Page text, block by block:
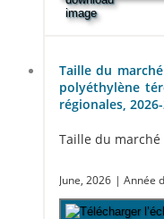
Taille du
polyéthylène
régionales,
Taille du
June, 2026 | Année
Télécharger